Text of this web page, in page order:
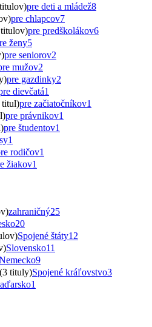
pre deti a mládež8
pre chlapcov7
pre predškolákov6
ženy5
pre seniorov2
mužov2
pre gazdinky2
dievčatá1
titul)pre začiatočníkov1
pre právnikov1
pre študentov1
1
rodičov1
žiakov1
zahraničný25
20
Spojené štáty12
Slovensko11
9
tituly)Spojené kráľovstvo3
1